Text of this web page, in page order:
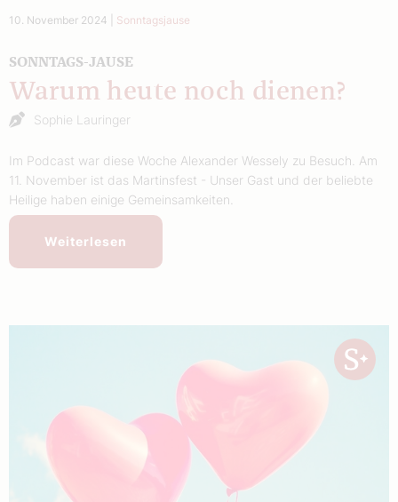
10. November 2024 Sonntagsjause
SONNTAGS-JAUSE
Warum heute noch dienen?
Sophie Lauringer
Im Podcast war diese Woche Alexander Wessely zu Besuch. Am
11. November ist das Martinsfest - Unser Gast und der beliebte
Heilige haben einige Gemeinsamkeiten.
Weiterlesen